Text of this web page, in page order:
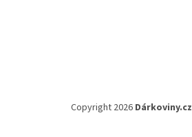
Copyright 2026 Dárkoviny.cz